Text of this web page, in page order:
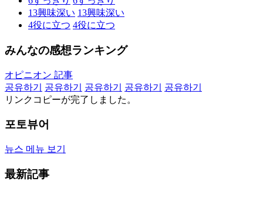
13興味深い 13興味深い
4役に立つ 4役に立つ
みんなの感想ランキング
オピニオン 記事
공유하기
공유하기 공유하기 공유하기
공유하기
リンクコピーが完了しました。
포토뷰어
뉴스 메뉴 보기
最新記事